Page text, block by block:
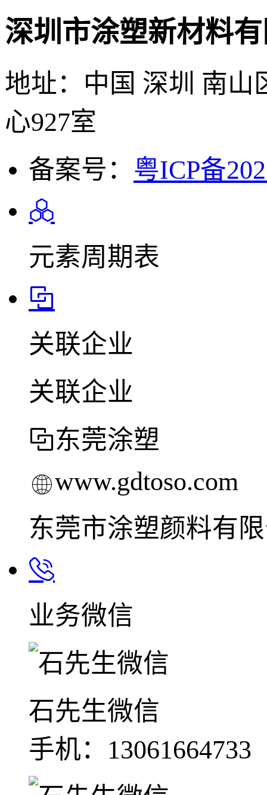
深圳市涂塑新材料
地址：中国 深圳 南山
心927室
备案号： 粤ICP备
元素周期表
关联企业
关联企业
东莞涂塑
www.gdtoso.com
东莞市涂塑颜料有
业务微信
石先生微信
手机：13061664733